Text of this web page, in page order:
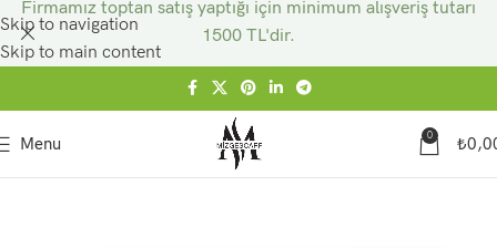
Skip to navigation
Skip to main content
Menu 0 ₺
Firmamız toptan satış yaptığı için minimum alışveriş tutarı
1500 TL'dir.